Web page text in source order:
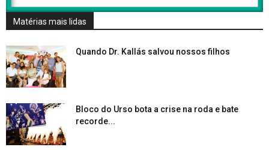
Matérias mais lidas
Quando Dr. Kallás salvou nossos filhos
Bloco do Urso bota a crise na roda e bate
recorde...